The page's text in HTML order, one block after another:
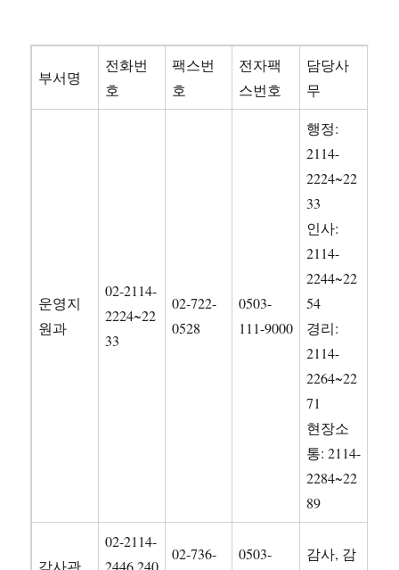
부서명
전화번
호
팩스번
호
전자팩
스번호
담당사
무
운영지
원과
02-2114-
2224~22
33
02-722-
0528
0503-
111-9000
행정:
2114-
2224~22
33
인사:
2114-
2244~22
54
경리:
2114-
2264~22
71
현장소
통: 2114-
2284~22
89
감사관
02-2114-
2446,240
02-736-
0503-
감사, 감